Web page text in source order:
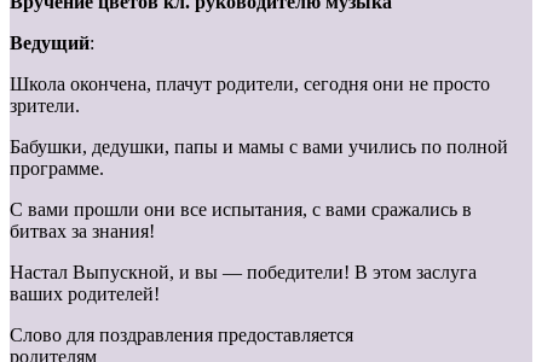
Ведущий:
Школа окончена, плачут родители, сегодня они не просто
зрители.
Бабушки, дедушки, папы и мамы с вами учились по полной
программе.
С вами прошли они все испытания, с вами сражались в
битвах за знания!
Настал Выпускной, и вы — победители! В этом заслуга
ваших родителей!
Слово для поздравления предоставляется